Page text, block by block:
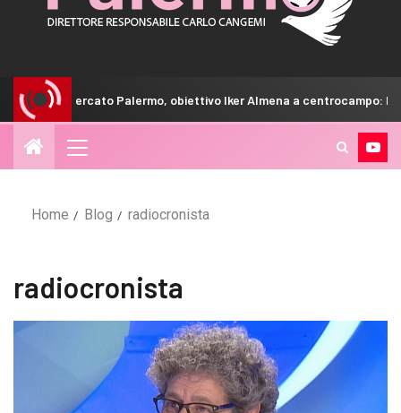
Calciomercato Palermo, obiettivo Iker Almena a centrocampo: le
Home Blog radiocronista
radiocronista